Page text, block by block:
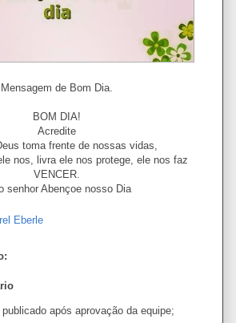
Mensagem de Bom Dia.
BOM DIA!
Acredite
toma frente de nossas vidas,
nos, livra ele nos protege, ele nos faz
VENCER.
senhor Abençoe nosso Dia
Eberle
após aprovação da equipe;